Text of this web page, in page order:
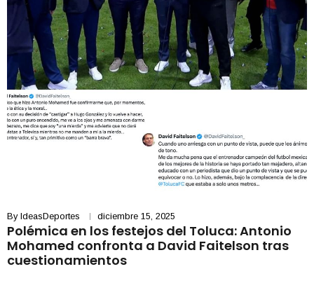
By IdeasDeportes diciembre 15, 2025
Polémica en los festejos del Toluca: Antonio
Mohamed confronta a David Faitelson tras
cuestionamientos